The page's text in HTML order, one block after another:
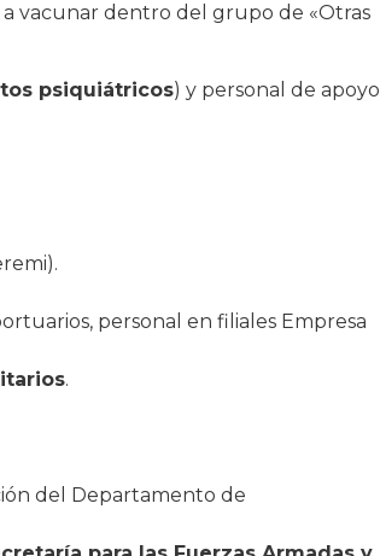
vacunar dentro del grupo de «Otras
psiquiátricos) y personal de apoyo
personal en filiales Empresa
.
del Departamento de